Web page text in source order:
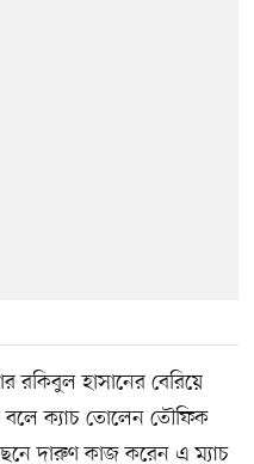
রকিবুল হাসানের বেরিয়ে
বলে ক্যাচ তোলেন তৌফিক
দারুণ কাজ করেন এ ম্যাচ